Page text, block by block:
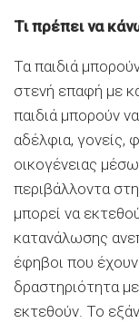
Τι πρέπει να
Τα παιδιά
στενή επαφή με
παιδιά μπορούν
αδέλφια, γονείς,
οικογένειας
περιβάλλοντα
μπορεί να
κατανάλωσης
έφηβοι που
δραστηριότητα
εκτεθούν. Το